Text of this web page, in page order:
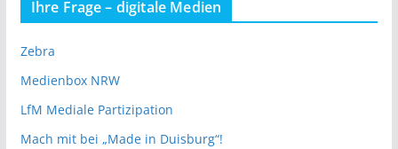
Ihre Frage – digitale Medien
Zebra
Medienbox NRW
LfM Mediale Partizipation
Mach mit bei „Made in Duisburg“!